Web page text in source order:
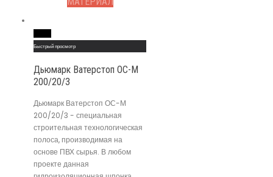
Быстрый просмотр
Дьюмарк Ватерстоп ОС-М
200/20/3
Дьюмарк Ватерстоп ОС-М
200/20/3 - специальная
строительная технологическая
полоса, производимая на
основе ПВХ сырья. В любом
проекте данная